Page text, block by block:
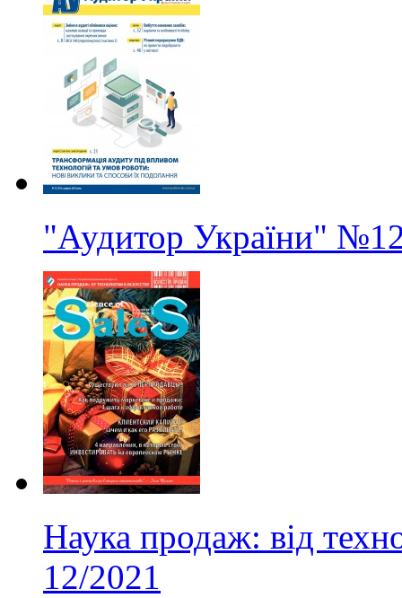
"Аудитор України"
Наука продаж: від
12/2021